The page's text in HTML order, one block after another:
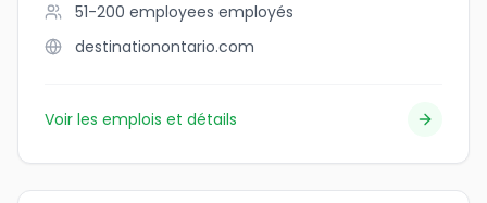
51-200 employees employés
destinationontario.com
Voir les emplois et détails